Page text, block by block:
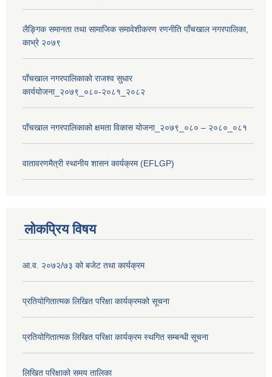
लैङ्गिक समानता तथा सामाजिक समावेशीकरण रणनीति पाँचखाल नगरपालिका,
काभ्रे २०७९
पाँचखाल नगरपालिकाको राजश्व सुधार
कार्ययोजना_२०७९_०८०-२०८१_२०८२
पाँचखाल नगरपालिकाको क्षमता विकास योजना_२०७९_०८० – २०८०_०८१
वातावरणमैत्री स्थानीय शासन कार्यक्रम (EFLGP)
लोकप्रिय विषय
आ.व. २०७२/७३ को बजेट तथा कार्यक्रम
प्रतियोगितात्मक लिखित परिक्षा कार्यक्रमको सूचना
प्रतियोगितात्मक लिखित परिक्षा कार्यक्रम स्थगित सम्बन्धी सूचना
लिखित परिक्षाको समय तालिका